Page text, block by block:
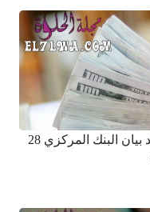
سعر الدولار اليوم في جميع البنوك بعد بيان البنك المركزي 28